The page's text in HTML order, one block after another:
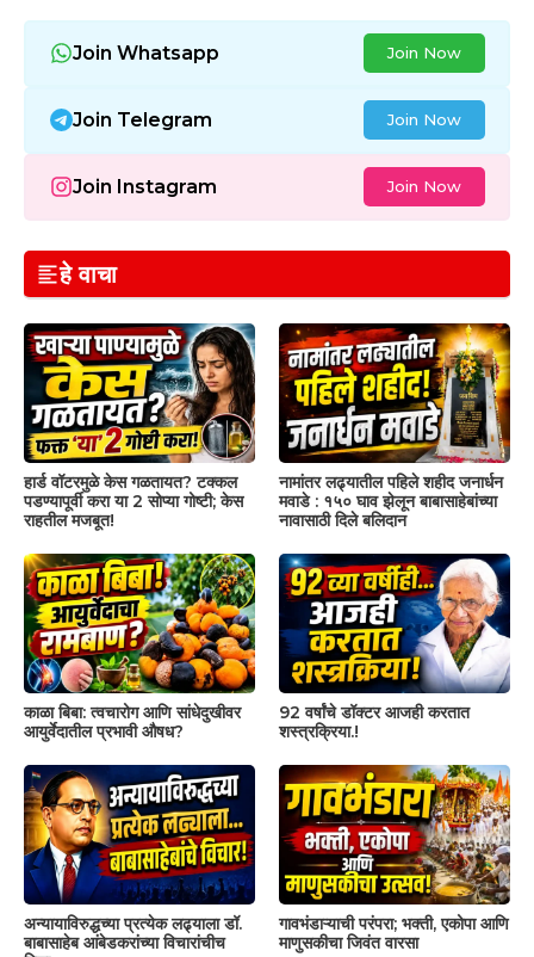
Join Whatsapp Join Now
Join Telegram Join Now
Join Instagram Join Now
हे वाचा
हार्ड वॉटरमुळे केस गळतायत? टक्कल
पडण्यापूर्वी करा या 2 सोप्या गोष्टी; केस
राहतील मजबूत!
नामांतर लढ्यातील पहिले शहीद जनार्धन
मवाडे : १५० घाव झेलून बाबासाहेबांच्या
नावासाठी दिले बलिदान
काळा बिबा: त्वचारोग आणि सांधेदुखीवर
आयुर्वेदातील प्रभावी औषध?
92 वर्षांचे डॉक्टर आजही करतात
शस्त्रक्रिया.!
अन्यायाविरुद्धच्या प्रत्येक लढ्याला डॉ.
बाबासाहेब आंबेडकरांच्या विचारांचीच
गावभंडाऱ्याची परंपरा; भक्ती, एकोपा आणि
माणुसकीचा जिवंत वारसा